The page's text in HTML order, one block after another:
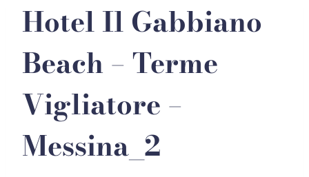
Hotel Il Gabbiano
Beach – Terme
Vigliatore –
Messina_2